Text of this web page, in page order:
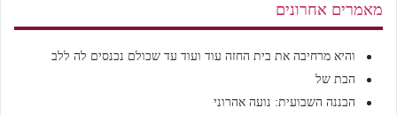
מאמרים אחרונים
והיא מרחיבה את בית החזה עוד ועוד עד שכולם נכנסים לה ללב
הבת של
הבננה השבועית: נועה אהרוני